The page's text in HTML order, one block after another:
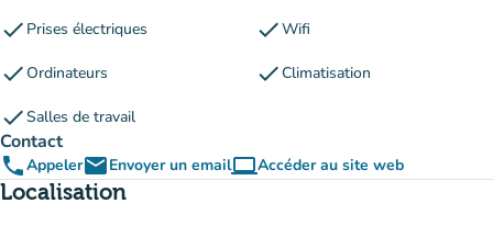
check Prises électriques checkWifi
checkOrdinateurs checkClimatisation
checkSalles de travail
Contact
phoneAppeleremailEnvoyer un emailcomputerAccéder au site web
(nouvel onglet)
Localisation